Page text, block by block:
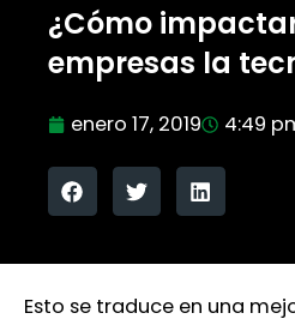
¿Cómo
empresas la
enero 17, 2019 4:49
Esto se traduce en una